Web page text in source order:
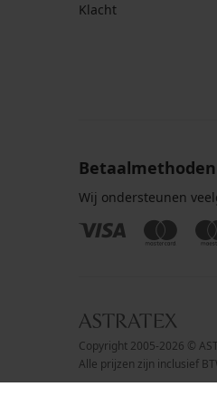
Klacht
Betaalmethoden
Wij ondersteunen
Copyright 2005-2026 ©
Alle prijzen zijn inclusief